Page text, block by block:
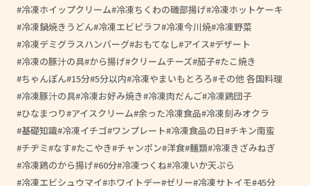
冷凍ホイップクリーム 冷凍ちくわの磯部揚げ 冷凍ホットケーキ
冷凍鍋焼きうどん 冷凍エビピラフ 冷凍今川焼 冷凍野菜
冷凍デミグラスハンバーグ おもてなし アイス デザート
冷凍の豚汁の具 から揚げ クリームチーズ 茄子 たこ焼き
ちゃんぽん 15分 5分以内 冷凍やまいもとろろ その他 各国料理
冷凍豚汁の具 冷凍お好み焼き 冷凍肉だんご 冷凍鶏団子
ひなまつり アイスクリーム 余った冷凍食品 冷凍刻みオクラ
基礎知識 冷凍イチゴ ワンプレート 冷凍食品の日 チキン南蛮
チヂミ なす たこやき チャンポン 洋食 麺類 冷凍きざみねぎ
冷凍鶏のから揚げ 60分 冷凍つくね 冷凍いか天ぷら
冷凍エビシュウマイ ホワイトデー ゼリー 冷凍サトイモ 45分